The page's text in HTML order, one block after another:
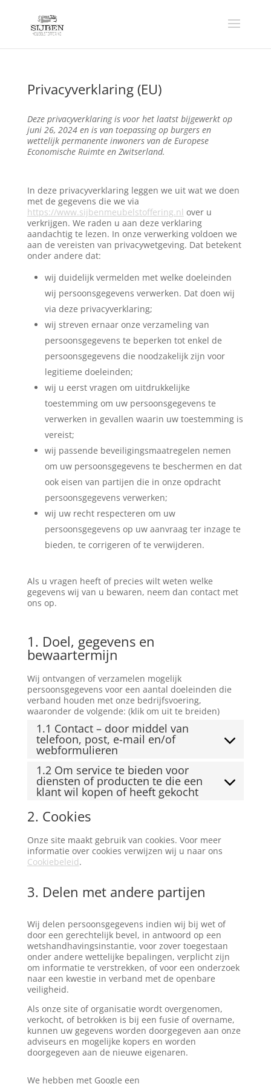
Privacyverklaring (EU)
Deze privacyverklaring is voor het laatst bijgewerkt op
juni 26, 2024 en is van toepassing op burgers en
wettelijk permanente inwoners van de Europese
Economische Ruimte en Zwitserland.
In deze privacyverklaring leggen we uit wat we doen
met de gegevens die we via
https://www.sijbenmeubelstoffering.nl over u
verkrijgen. We raden u aan deze verklaring
aandachtig te lezen. In onze verwerking voldoen we
aan de vereisten van privacywetgeving. Dat betekent
onder andere dat:
wij duidelijk vermelden met welke doeleinden
wij persoonsgegevens verwerken. Dat doen wij
via deze privacyverklaring;
wij streven ernaar onze verzameling van
persoonsgegevens te beperken tot enkel de
persoonsgegevens die noodzakelijk zijn voor
legitieme doeleinden;
wij u eerst vragen om uitdrukkelijke
toestemming om uw persoonsgegevens te
verwerken in gevallen waarin uw toestemming is
vereist;
wij passende beveiligingsmaatregelen nemen
om uw persoonsgegevens te beschermen en dat
ook eisen van partijen die in onze opdracht
persoonsgegevens verwerken;
wij uw recht respecteren om uw
persoonsgegevens op uw aanvraag ter inzage te
bieden, te corrigeren of te verwijderen.
Als u vragen heeft of precies wilt weten welke
gegevens wij van u bewaren, neem dan contact met
ons op.
1. Doel, gegevens en
bewaartermijn
Wij ontvangen of verzamelen mogelijk
persoonsgegevens voor een aantal doeleinden die
verband houden met onze bedrijfsvoering,
waaronder de volgende: (klik om uit te breiden)
1.1 Contact – door middel van
telefoon, post, e-mail en/of
webformulieren
1.2 Om service te bieden voor
diensten of producten te die een
klant wil kopen of heeft gekocht
2. Cookies
Onze site maakt gebruik van cookies. Voor meer
informatie over cookies verwijzen wij u naar ons
Cookiebeleid.
3. Delen met andere partijen
Wij delen persoonsgegevens indien wij bij wet of
door een gerechtelijk bevel, in antwoord op een
wetshandhavingsinstantie, voor zover toegestaan
onder andere wettelijke bepalingen, verplicht zijn
om informatie te verstrekken, of voor een onderzoek
naar een kwestie in verband met de openbare
veiligheid.
Als onze site of organisatie wordt overgenomen,
verkocht, of betrokken is bij een fusie of overname,
kunnen uw gegevens worden doorgegeven aan onze
adviseurs en mogelijke kopers en worden
doorgegeven aan de nieuwe eigenaren.
We hebben met Google een